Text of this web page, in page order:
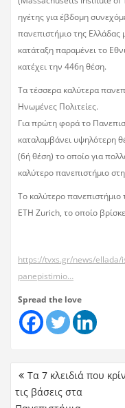
ηγέτης για έβδομη
πανεπιστήμιο της Ελλάδας
κατάταξη παραμένει το
κατέχει την 446η θέση.
Τα τέσσερα καλύτερα
Ηνωμένες Πολιτείες.
Για πρώτη φορά το
καταλαμβάνει υψηλότερη
(6ή θέση) το οποίο για
καλύτερο πανεπιστήμιο
Το καλύτερο
ETH Zurich, το οποίο
https://tvxs.gr/news/
panepistimio…
Spread the love
Τα 7 κλειδιά που
τις βάσεις στα